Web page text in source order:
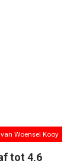
Woensel Kooy
tot 4,6